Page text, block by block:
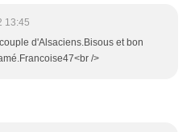
13:45
d'Alsaciens.Bisous et bon
/>